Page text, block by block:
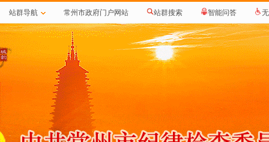
站群导航 常州市政府门户网站 站群搜索 智能问答